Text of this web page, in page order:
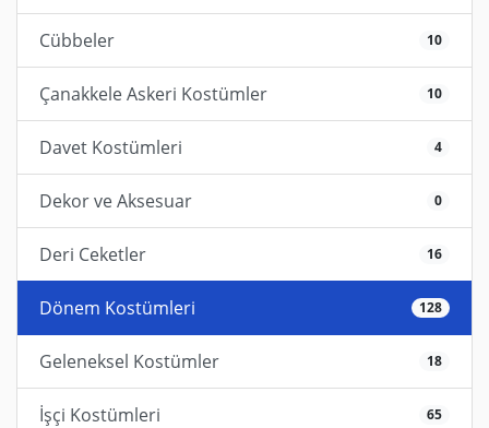
Cübbeler 10
Çanakkele Askeri Kostümler 10
Davet Kostümleri 4
Dekor ve Aksesuar 0
Deri Ceketler 16
Dönem Kostümleri 128
Geleneksel Kostümler 18
İşçi Kostümleri 65